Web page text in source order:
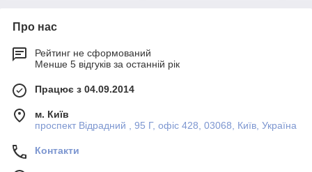
Про нас
Рейтинг не сформований
Менше 5 відгуків за останній рік
Працює з 04.09.2014
м. Київ
проспект Відрадний , 95 Г, офіс 428, 03068, Київ, Україна
Контакти